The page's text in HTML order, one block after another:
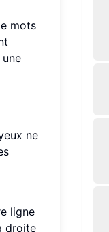
mots
ne
ligne
droite